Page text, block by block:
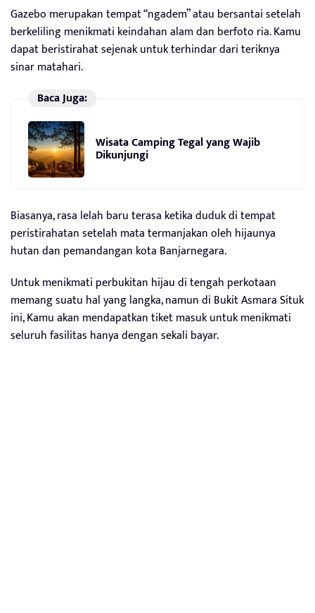
Gazebo merupakan tempat “ngadem” atau bersantai setelah
berkeliling menikmati keindahan alam dan berfoto ria. Kamu
dapat beristirahat sejenak untuk terhindar dari teriknya
sinar matahari.
Baca Juga:
Wisata Camping Tegal yang Wajib
Dikunjungi
Biasanya, rasa lelah baru terasa ketika duduk di tempat
peristirahatan setelah mata termanjakan oleh hijaunya
hutan dan pemandangan kota Banjarnegara.
Untuk menikmati perbukitan hijau di tengah perkotaan
memang suatu hal yang langka, namun di Bukit Asmara Situk
ini, Kamu akan mendapatkan tiket masuk untuk menikmati
seluruh fasilitas hanya dengan sekali bayar.